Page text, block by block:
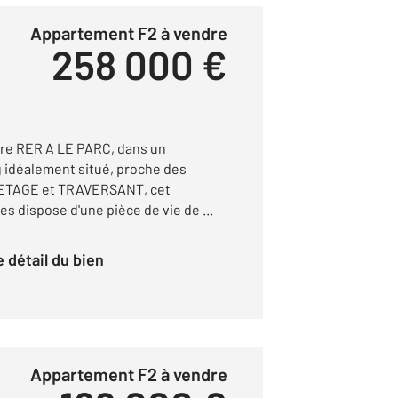
Appartement F2 à vendre
258 000 €
RER A LE PARC, dans un
situé, proche des
et TRAVERSANT, cet
dispose d'une pièce de vie de ...
détail du bien
Appartement F2 à vendre